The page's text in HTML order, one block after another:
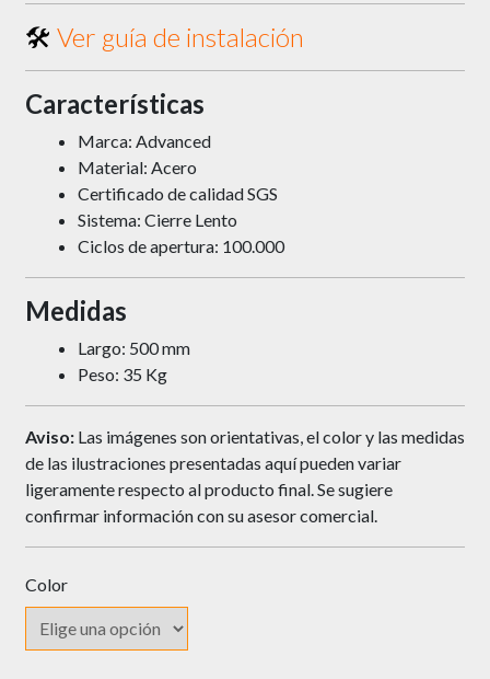
🛠 Ver guía de instalación
Características
Marca: Advanced
Material: Acero
Certificado de calidad SGS
Sistema: Cierre Lento
Ciclos de apertura: 100.000
Medidas
Largo: 500 mm
Peso: 35 Kg
Aviso:Las imágenes son orientativas, el color y las medidas
de las ilustraciones presentadas aquí pueden variar
ligeramente respecto al producto final. Se sugiere
confirmar información con su asesor comercial.
Color